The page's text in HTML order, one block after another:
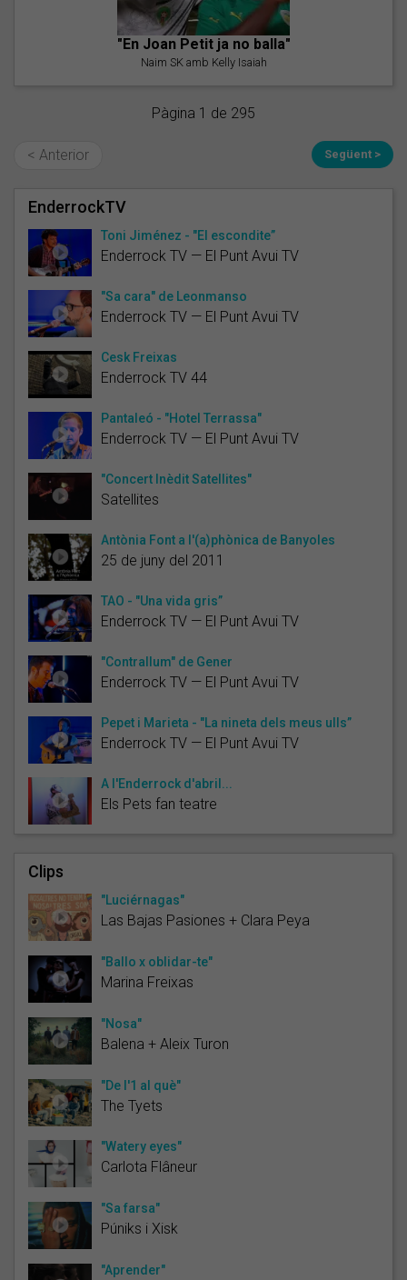
"En Joan Petit ja no balla"
Naim SK amb Kelly Isaiah
Pàgina 1 de 295
< Anterior Següent >
EnderrockTV
Toni Jiménez - "El escondite”
Enderrock TV — El Punt Avui TV
"Sa cara" de Leonmanso
Enderrock TV — El Punt Avui TV
Cesk Freixas
Enderrock TV 44
Pantaleó - "Hotel Terrassa"
Enderrock TV — El Punt Avui TV
"Concert Inèdit Satellites"
Satellites
Antònia Font a l'(a)phònica de Banyoles
25 de juny del 2011
TAO - "Una vida gris”
Enderrock TV — El Punt Avui TV
"Contrallum" de Gener
Enderrock TV — El Punt Avui TV
Pepet i Marieta - "La nineta dels meus ulls”
Enderrock TV — El Punt Avui TV
A l'Enderrock d'abril...
Els Pets fan teatre
Clips
"Luciérnagas"
Las Bajas Pasiones + Clara Peya
"Ballo x oblidar-te"
Marina Freixas
"Nosa"
Balena + Aleix Turon
"De l'1 al què"
The Tyets
"Watery eyes"
Carlota Flâneur
"Sa farsa"
Púniks i Xisk
"Aprender"